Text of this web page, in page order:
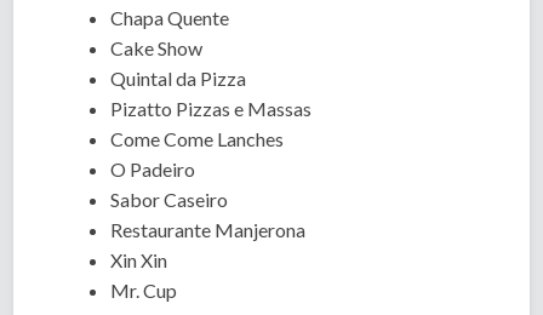
Chapa Quente
Cake Show
Quintal da Pizza
Pizatto Pizzas e Massas
Come Come Lanches
O Padeiro
Sabor Caseiro
Restaurante Manjerona
Xin Xin
Mr. Cup